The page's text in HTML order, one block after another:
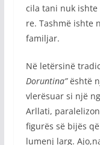
cila tani nuk ishte
re. Tashmë ishte
familjar.
Në letërsinë
Doruntina”është
vlerësuar si një
Arllati,
figurës së bijës
lumenj larg.